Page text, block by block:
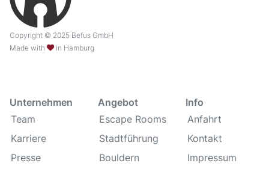
Copyright © 2025 Befus GmbH
Made with
in Hamburg
Unternehmen
Team
Karriere
Presse
Angebot
Escape Rooms
Stadtführung
Bouldern
Info
Anfahrt
Kontakt
Impressum